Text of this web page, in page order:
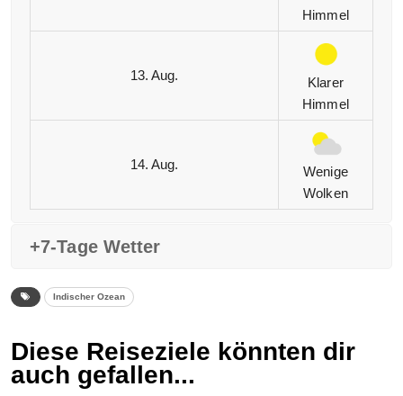
Himmel
13. Aug.
Klarer
Himmel
14. Aug.
Wenige
Wolken
+7-Tage Wetter
Indischer Ozean
Diese Reiseziele könnten dir
auch gefallen...